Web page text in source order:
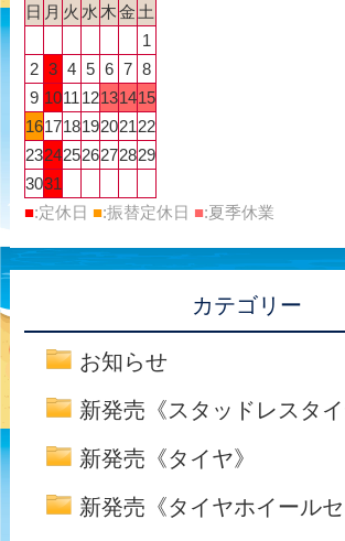
日 月 火 水 木金 土
1
2 3 4 5 6 7 8
9 1011 12131415
16171819202122
23242526272829
3031
■:定休日 ■:振替定休日 ■:夏季休業
カテゴリー
お知らせ
新発売《スタッドレスタイ
新発売《タイヤ》
新発売《タイヤホイールセ